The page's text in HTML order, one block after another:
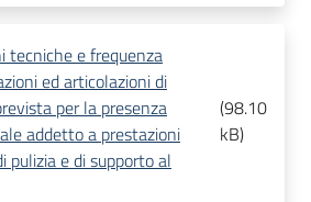
tecniche e frequenza
ed articolazioni di
per la presenza
addetto a prestazioni
pulizia e di supporto al
(98.10
kB)